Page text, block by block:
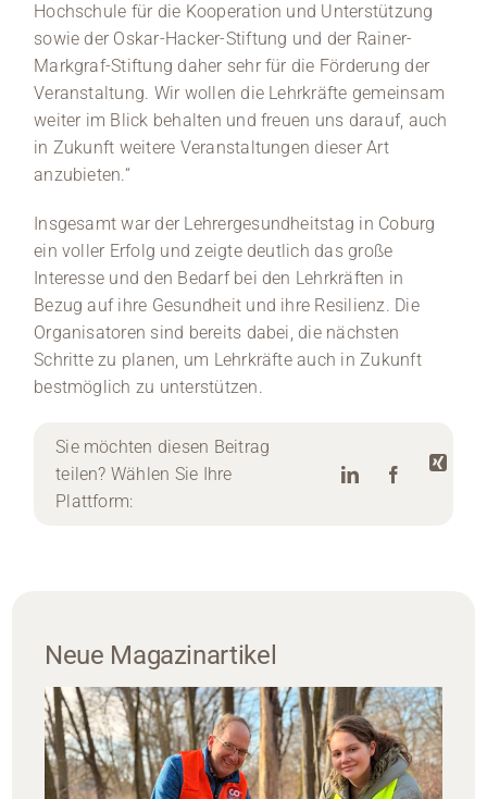
Hochschule für die Kooperation und Unterstützung
sowie der Oskar-Hacker-Stiftung und der Rainer-
Markgraf-Stiftung daher sehr für die Förderung der
Veranstaltung. Wir wollen die Lehrkräfte gemeinsam
weiter im Blick behalten und freuen uns darauf, auch
in Zukunft weitere Veranstaltungen dieser Art
anzubieten.“
Insgesamt war der Lehrergesundheitstag in Coburg
ein voller Erfolg und zeigte deutlich das große
Interesse und den Bedarf bei den Lehrkräften in
Bezug auf ihre Gesundheit und ihre Resilienz. Die
Organisatoren sind bereits dabei, die nächsten
Schritte zu planen, um Lehrkräfte auch in Zukunft
bestmöglich zu unterstützen.
Sie möchten diesen Beitrag
teilen? Wählen Sie Ihre
Plattform:
Neue Magazinartikel